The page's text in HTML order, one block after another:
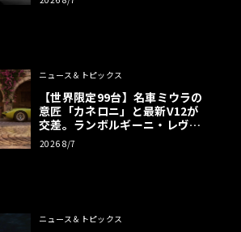
ニュース＆トピックス
【世界限定99台】名車ミウラの
意匠「カネロニ」と最新V12が
交差。ランボルギーニ・レヴエ
ルトに60周年記念車が登場
2026 8/7
ニュース＆トピックス